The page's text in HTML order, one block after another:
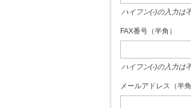
ハイフン(-)の入力は
FAX番号（半角）
ハイフン(-)の入力は
メールアドレス（半角